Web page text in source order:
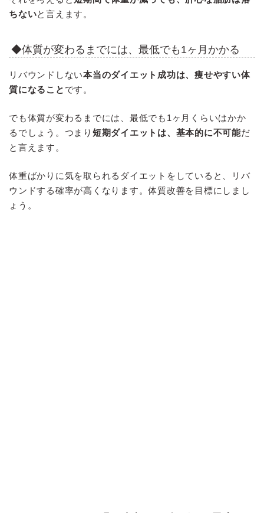
ちないと言えます。
◆体質が変わるまでには、最低でも1ヶ月かかる
リバウンドしない本当のダイエット成功は、痩せやすい体
質になること です。
でも体質が変わるまでには、最低でも1ヶ月くらいはかか
るでしょう。つまり 短期ダイエットは、基本的に不可能だ
と言えます。
体重ばかりに気を取られるダイエットをしていると、リバ
ウンドする確率が高くなります。体質改善を目標にしまし
ょう。